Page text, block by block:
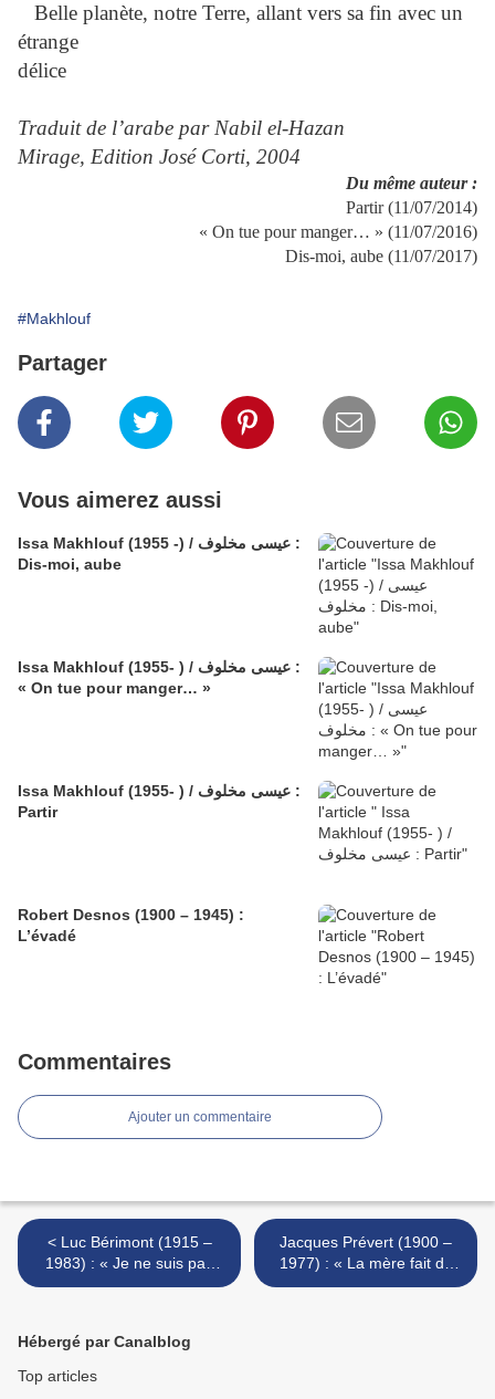
Belle planète, notre Terre, allant vers sa fin avec un
étrange
délice
Traduit de l’arabe par Nabil el-Hazan
Mirage, Edition José Corti, 2004
Du même auteur :
Partir (11/07/2014)
« On tue pour manger… » (11/07/2016)
Dis-moi, aube (11/07/2017)
#Makhlouf
Partager
Vous aimerez aussi
Issa Makhlouf (1955 -) / عيسى مخلوف :
Dis-moi, aube
Issa Makhlouf (1955- ) / عيسى مخلوف :
« On tue pour manger… »
Issa Makhlouf (1955- ) / عيسى مخلوف :
Partir
Robert Desnos (1900 – 1945) :
L’évadé
Commentaires
Ajouter un commentaire
< Luc Bérimont (1915 –
1983) : « Je ne suis pas
d’ici,… »
Jacques Prévert (1900 –
1977) : « La mère fait du
tricot… » >
Hébergé par Canalblog
Top articles